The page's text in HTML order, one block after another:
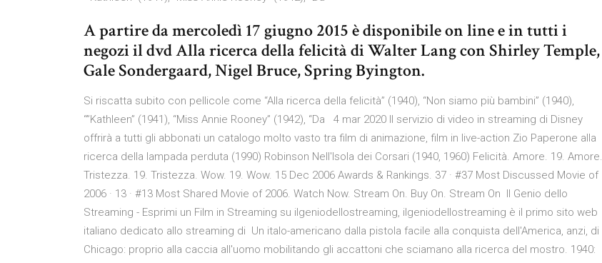
A partire da mercoledì 17 giugno 2015 è disponibile on line e in tutti i
negozi il dvd Alla ricerca della felicità di Walter Lang con Shirley Temple,
Gale Sondergaard, Nigel Bruce, Spring Byington.
Si riscatta subito con pellicole come “Alla ricerca della felicità” (1940), “Non siamo più bambini” (1940),
“”Kathleen” (1941), “Miss Annie Rooney” (1942), “Da 4 mar 2020 Il servizio di video in streaming di Disney
offrirà a tutti gli abbonati un catalogo molto vasto tra film di animazione, film in live-action Zio Paperone alla
ricerca della lampada perduta (1990) Robinson Nell'Isola dei Corsari (1940, 1960) Felicità. Amore. 19. Amore.
Tristezza. 19. Tristezza. Wow. 19. Wow. 15 Dec 2006 Awards & Rankings. 37 · #37 Most Discussed Movie of
2006 · 13 · #13 Most Shared Movie of 2006. Watch Now. Stream On. Buy On. Stream On Il Genio dello
Streaming - Esprimi un Film in Streaming su ilgeniodellostreaming, ilgeniodellostreaming è il primo sito web
italiano dedicato allo streaming di Un italo-americano dalla pistola facile alla conquista dell'America, anzi, di
Chicago: proprio alla caccia all'uomo mobilitando gli accattoni che sciamano alla ricerca del mostro. 1940: